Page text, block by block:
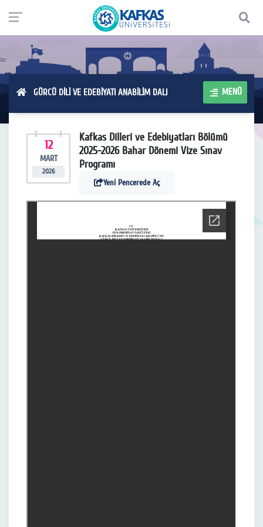
GÜRCÜ DİLİ VE EDEBİYATI ANABİLİM DALI MENÜ
12
MART
2026
Kafkas Dilleri ve Edebiyatları Bölümü
2025-2026 Bahar Dönemi Vize Sınav
Programı
Yeni Pencerede Aç